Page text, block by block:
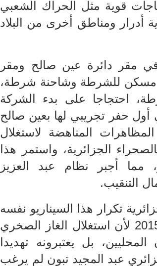
قوية مثل الحراك الشعبي
أدرار ومناطق أخرى من البلاد
مقر دائرة عين صالح ومقر
مسكن للشرطة وشاحنة شرطة،
احتجاجا على بدء الشركة
حفر تجريبي لها بعين صالح
تزايدت المظاهرات المناهضة لاستغلال
الجزائرية، واستمر هذا
مما أجبر نظام عبد العزيز
التنقيب.
تكرار هذا السيناريو نفسه
الذي هز جنوب البلاد في عام 2015 لأن استغلال الغاز الصخري
بل يعتبرونه تهديدا
عبد المجيد تبون لم يرغب